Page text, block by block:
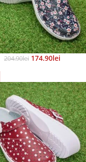
204.90Lei 174.90Lei